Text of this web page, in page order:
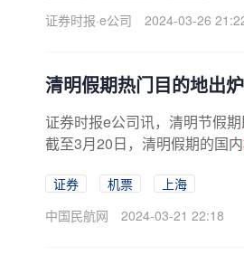
证券时报·e公司
2024-03-26
清明假期热门目的地出炉
证券时报e公司讯，清明节假
截至3月20日，清明假期的国内
证券 机票
上海
中国民航网
2024-03-21 22:18